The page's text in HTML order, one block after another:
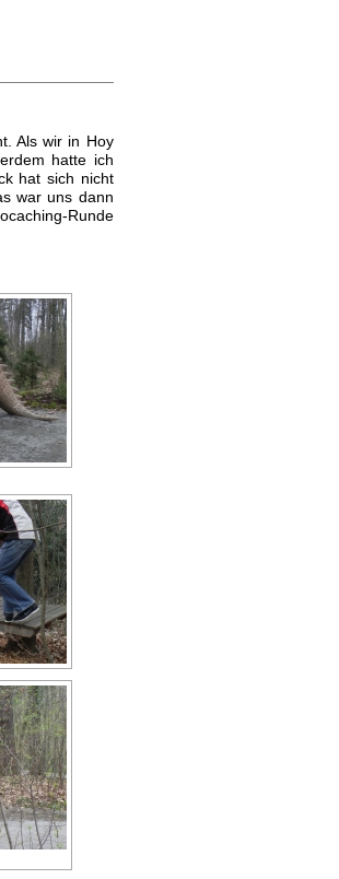
Als wir in Hoy
hatte ich
hat sich nicht
war uns dann
Runde